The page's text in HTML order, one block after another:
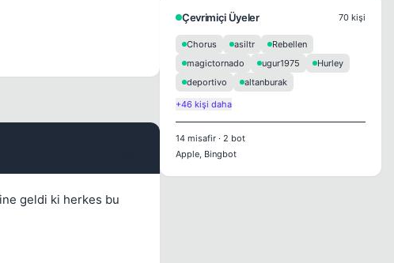
geldi ki herkes bu
Çevrimiçi Üyeler 70 kişi
Chorus asiltr
Rebellen
magictornado
ugur1975
Hurley
deportivo
altanburak
+46 kişi daha
14 misafir · 2 bot
Apple, Bingbot